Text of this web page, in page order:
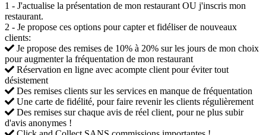
1 - J'actualise la présentation de mon restaurant OU j'inscris mon
restaurant.
2 - Je propose ces options pour capter et fidéliser de nouveaux
clients:
Je propose des remises de 10% à 20% sur les jours de mon choix
pour augmenter la fréquentation de mon restaurant
Réservation en ligne avec acompte client pour éviter tout
désistement
Des remises clients sur les services en manque de fréquentation
Une carte de fidélité, pour faire revenir les clients régulièrement
Des remises sur chaque avis de réel client, pour ne plus subir
d'avis anonymes !